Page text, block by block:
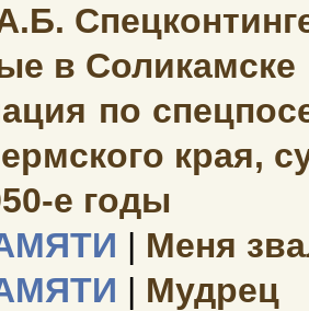
в Соликамске
по
края,
е годы
| Меня
| Мудрец